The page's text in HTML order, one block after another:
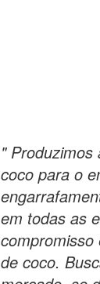
"
coco para o
em todas as
compromisso
de coco.